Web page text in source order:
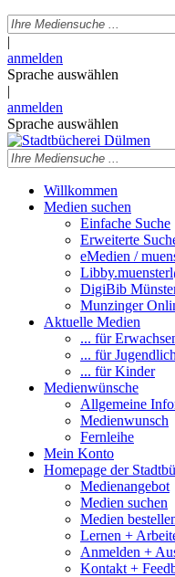
|
anmelden
Sprache auswählen
|
anmelden
Sprache auswählen
Willkommen
Medien suchen
Einfache Suche
Erweiterte
eMedien /
DigiBib
Munzinger
Aktuelle Medien
... für
... für
... für Kinder
Medienwünsche
Allgemeine
Medienwunsch
Fernleihe
Mein Konto
Homepage der
Medienangebot
Medien suchen
Medien
Lernen +
Anmelden +
Kontakt +